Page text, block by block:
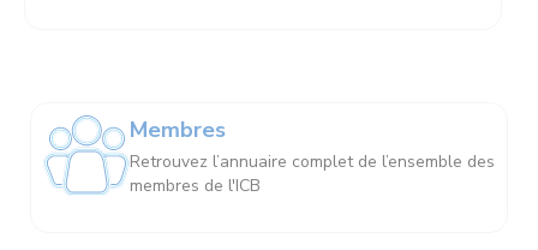
Membres
Retrouvez l’annuaire complet de l’ensemble des
membres de l'ICB